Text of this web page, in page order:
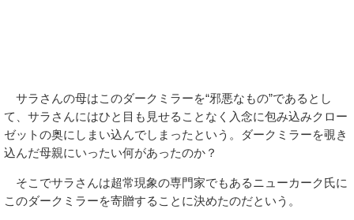
サラさんの母はこのダークミラーを“邪悪なもの”であるとし
て、サラさんにはひと目も見せることなく入念に包み込みクロー
ゼットの奥にしまい込んでしまったという。ダークミラーを覗き
込んだ母親にいったい何があったのか？
そこでサラさんは超常現象の専門家でもあるニューカーク氏に
このダークミラーを寄贈することに決めたのだという。